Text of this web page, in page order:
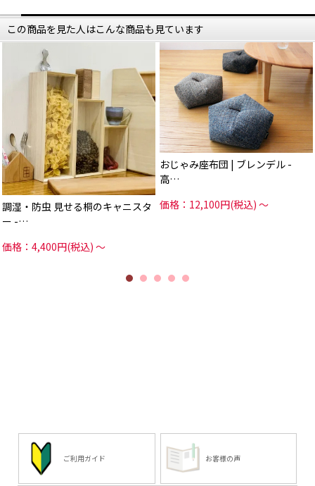
この商品を見た人はこんな商品も見ています
調湿・防虫 見せる桐のキャニスタ
ー -…
価格：4,400円(税込)～
おじゃみ座布団 | ブレンデル -
高…
価格：12,100円(税込)～
ご利用ガイド お客様の声